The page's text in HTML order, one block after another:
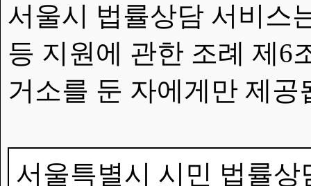
서울시 법률상담 서비스
등 지원에 관한 조례 제6
거소를 둔 자에게만 제공
서울특별시 시민 법률